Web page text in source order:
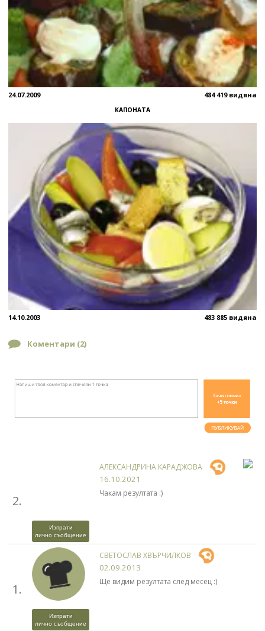
24.07.2009 484 419 видяна
КАПОНАТА
14.10.2003 483 885 видяна
Коментари (2)
2.
Изпрати
лично съобщение
АЛЕКСАНДРИНА КАРАДЖОВА
16.10.2021
Чакам резултата :)
1.
Изпрати
лично съобщение
СВЕТОСЛАВ ХВЪРЧИЛКОВ
02.09.2013
Ще видим резултата след месец :)